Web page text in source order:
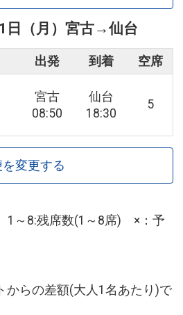
（月） 宮古→仙台
出発 到着 空席
宮古
08:50
仙台
18:30
5
を変更する
1～8:残席数(1～8席) ×：予
からの差額(大人1名あたり)で